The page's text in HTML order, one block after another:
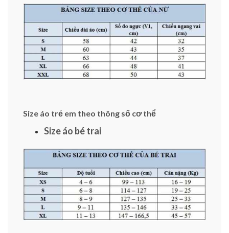
Size áo trẻ em theo thông số cơ thể
Size áo bé trai